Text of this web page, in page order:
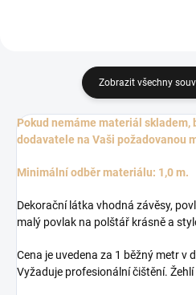
Zobrazit všechny
Pokud nemáme materiál skladem,
dodavatele na Vaši požadovanou
Minimální odběr materiálu: 1,0 m.
Dekorační látka vhodná závěsy,
malý povlak na polštář krásně a
Cena je uvedena za 1 běžný metr v
Vyžaduje profesionální čištění. Žehlí